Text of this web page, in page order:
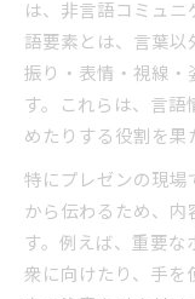
は、非言語コミュ
語要素とは、言葉
振り・表情・視線・
す。これらは、言語
めたりする役割を果
特にプレゼンの現場
から伝わるため、
す。例えば、重要な
衆に向けたり、手を